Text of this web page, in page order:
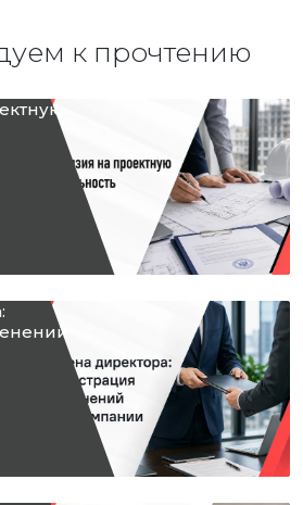
к прочтению